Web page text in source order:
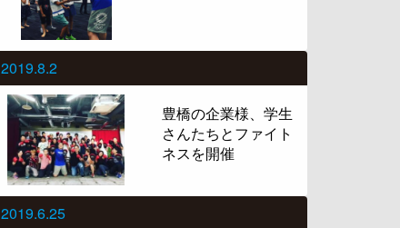
2019.8.2
豊橋の企業様、学生
さんたちとファイト
ネスを開催
2019.6.25